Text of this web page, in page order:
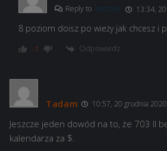
Reply to andrzej 13:34,
8 poziom doisz po wieży jak chcesz i
-1 Odpowiedz
Tadam 10:57, 20 grudnia
Jeszcze jeden dowód na to, że 703 II
kalendarza za $.